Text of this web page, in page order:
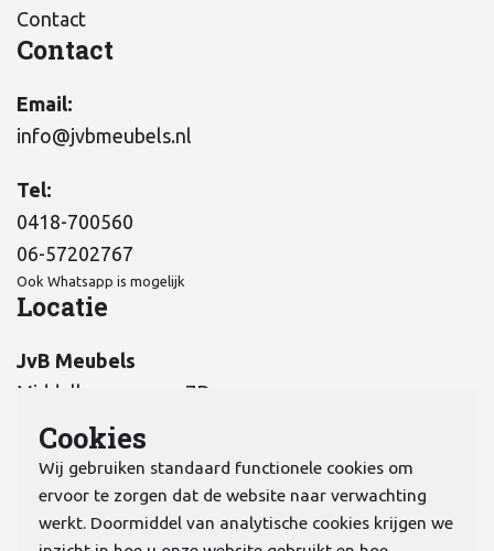
Contact
Contact
Email:
info@jvbmeubels.nl
Tel:
0418-700560
06-57202767
Ook Whatsapp is mogelijk
Locatie
JvB Meubels
Middelkampseweg 7B
5311 PC Gameren
Cookies
Wij gebruiken standaard functionele cookies om
ervoor te zorgen dat de website naar verwachting
werkt. Doormiddel van analytische cookies krijgen we